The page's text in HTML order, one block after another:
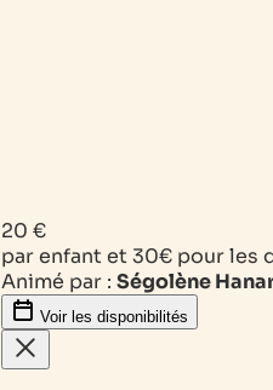
20 €
par enfant et 30€ pour les
Animé par : Ségolène
Voir les disponibilités